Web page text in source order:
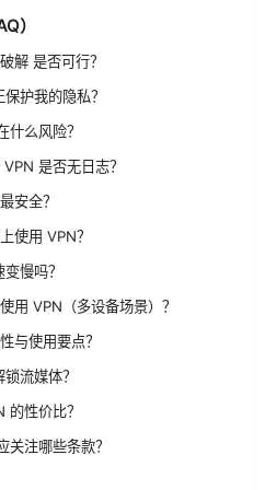
）
解 是否可行？
护我的隐私？
什么风险？
是否无日志？
安全？
使用 VPN？
慢吗？
用 VPN（多设备场景）？
与使用要点？
流媒体？
的性价比？
关注哪些条款？